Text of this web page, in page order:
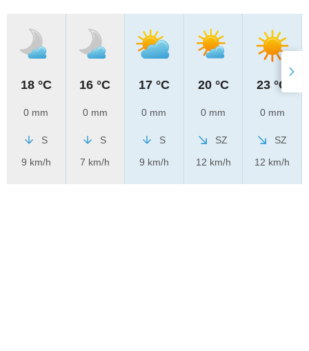
18 °C
0 mm
S
9 km/h
16 °C
0 mm
S
7 km/h
17 °C
0 mm
S
9 km/h
20 °C
0 mm
SZ
12 km/h
23 °C
0 mm
SZ
12 km/h